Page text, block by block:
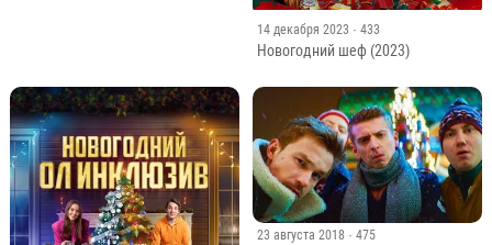
14 декабря 2023 · 433
Новогодний шеф (2023)
23 августа 2018 · 475